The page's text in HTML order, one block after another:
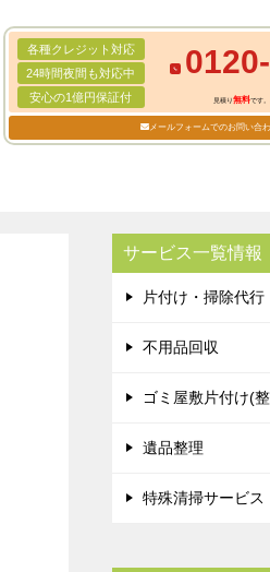
各種クレジット対応
24時間夜間も対応中
安心の1億円保証付
見積り無料です
メールフォームでのお問い合
サービス一覧情報
片付け・掃除代行
不用品回収
ゴミ屋敷片付け(
遺品整理
特殊清掃サービス